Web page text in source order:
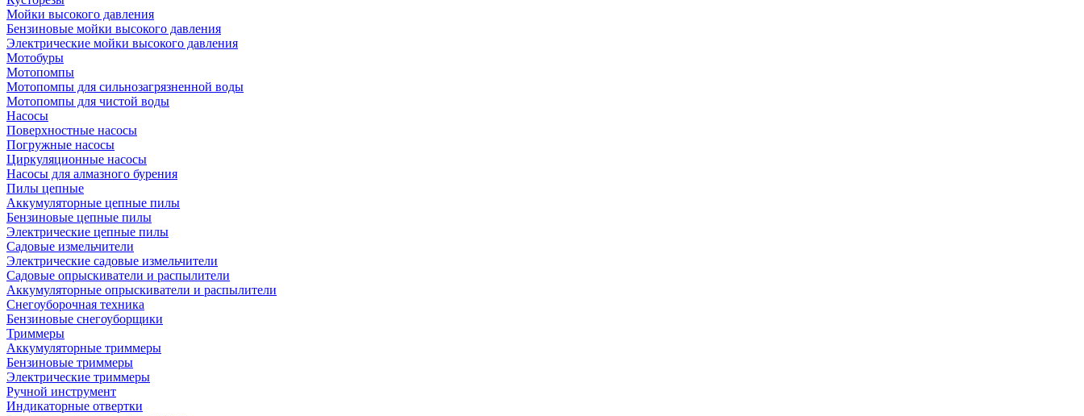
Мойки высокого давления
Бензиновые мойки высокого давления
Электрические мойки высокого давления
Мотобуры
Мотопомпы
Мотопомпы для сильнозагрязненной воды
Мотопомпы для чистой воды
Насосы
Поверхностные насосы
Погружные насосы
Циркуляционные насосы
Насосы для алмазного бурения
Пилы цепные
Аккумуляторные цепные пилы
Бензиновые цепные пилы
Электрические цепные пилы
Садовые измельчители
Электрические садовые измельчители
Садовые опрыскиватели и распылители
Аккумуляторные опрыскиватели и распылители
Снегоуборочная техника
Бензиновые снегоуборщики
Триммеры
Аккумуляторные триммеры
Бензиновые триммеры
Электрические триммеры
Ручной инструмент
Индикаторные отвертки